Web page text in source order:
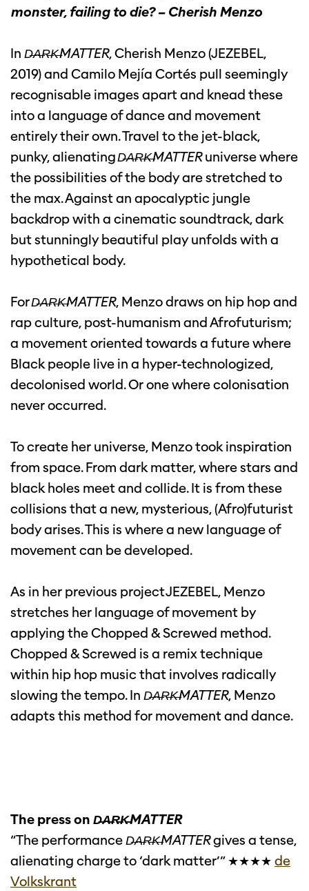
monster, failing to die? – Cherish Menzo
In D̶A̶R̶K̶MATTER, Cherish Menzo (JEZEBEL,
2019) and Camilo Mejía Cortés pull seemingly
recognisable images apart and knead these
into a language of dance and movement
entirely their own. Travel to the jet-black,
punky, alienatingD̶A̶R̶K̶MATTERuniverse where
the possibilities of the body are stretched to
the max. Against an apocalyptic jungle
backdrop with a cinematic soundtrack, dark
but stunningly beautiful play unfolds with a
hypothetical body.
ForD̶A̶R̶K̶MATTER, Menzo draws on hip hop and
rap culture, post-humanism and Afrofuturism;
a movement oriented towards a future where
Black people live in a hyper-technologized,
decolonised world. Or one where colonisation
never occurred.
To create her universe, Menzo took inspiration
from space. From dark matter, where stars and
black holes meet and collide. It is from these
collisions that a new, mysterious, (Afro)futurist
body arises. This is where a new language of
movement can be developed.
As in her previous project JEZEBEL, Menzo
stretches her language of movement by
applying the Chopped & Screwed method.
Chopped & Screwed is a remix technique
within hip hop music that involves radically
slowing the tempo. In D̶A̶R̶K̶MATTER, Menzo
adapts this method for movement and dance.
The press on D̶A̶R̶K̶MATTER
“The performanceD̶A̶R̶K̶MATTERgives a tense,
alienating charge to ‘dark matter’” ★★★★ de
Volkskrant